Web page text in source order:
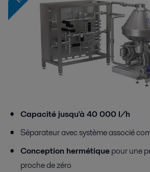
Capacité jusqu'à 40 000 l/h
Séparateur avec système associé
Conception hermétiquepour une
proche de zéro